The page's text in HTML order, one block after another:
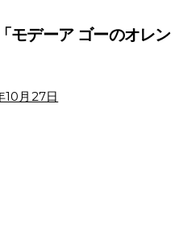
モデーア ゴーのオレン
10月27日